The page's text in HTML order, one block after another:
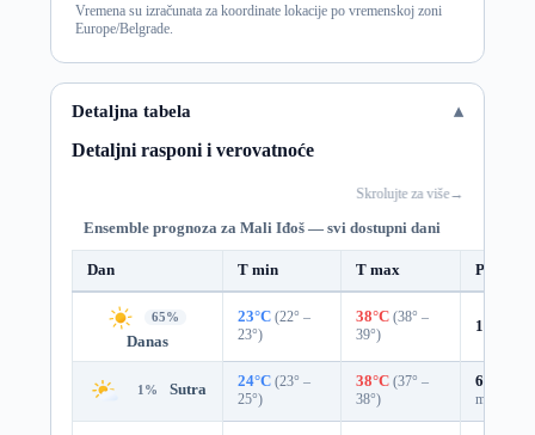
Vremena su izračunata za koordinate lokacije po vremenskoj zoni
Europe/Belgrade.
Detaljna tabela
Detaljni rasponi i verovatnoće
Skrolujte za više→
Ensemble prognoza za Mali Iđoš — svi dostupni dani
Dan T min T max
65%
Danas
23°C (22° –
23°)
38°C (38° –
39°)
16%
1% Sutra 24°C (23° –
25°)
38°C (37° –
38°)
60%
mm)